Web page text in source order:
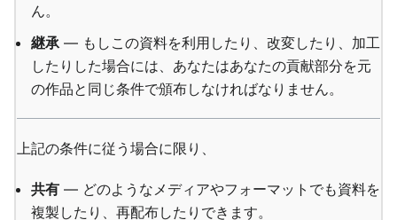
ん。
継承— もしこの資料を利用したり、改変したり、加工
したりした場合には、あなたはあなたの貢献部分を元
の作品と同じ条件で頒布しなければなりません。
上記の条件に従う場合に限り、
共有 — どのようなメディアやフォーマットでも資料を
複製したり、再配布したりできます。